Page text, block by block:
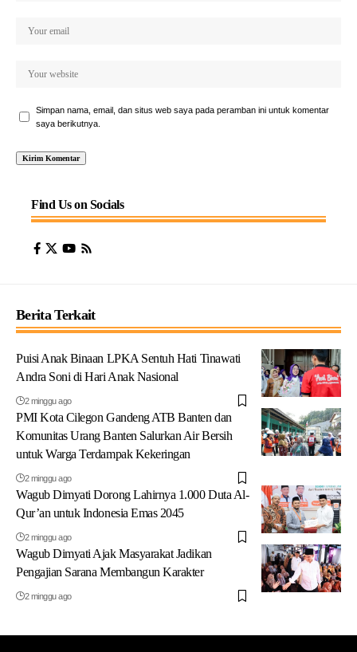
Simpan nama, email, dan situs web saya pada peramban ini untuk komentar
saya berikutnya.
Find Us on Socials
Berita Terkait
Puisi Anak Binaan LPKA Sentuh Hati Tinawati
Andra Soni di Hari Anak Nasional
2 minggu ago
PMI Kota Cilegon Gandeng ATB Banten dan
Komunitas Urang Banten Salurkan Air Bersih
untuk Warga Terdampak Kekeringan
2 minggu ago
Wagub Dimyati Dorong Lahirnya 1.000 Duta Al-
Qur’an untuk Indonesia Emas 2045
2 minggu ago
Wagub Dimyati Ajak Masyarakat Jadikan
Pengajian Sarana Membangun Karakter
2 minggu ago